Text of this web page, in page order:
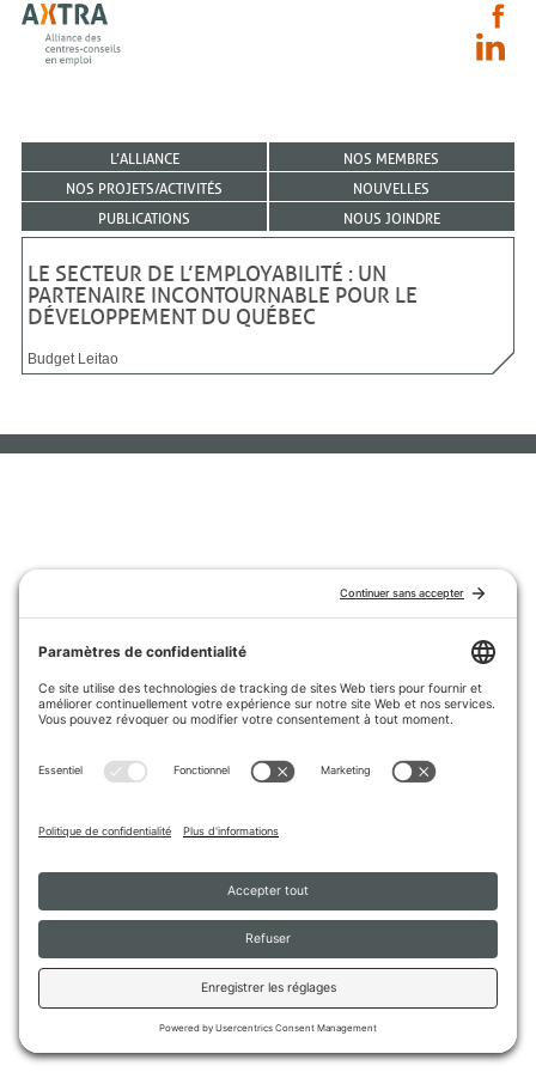
L’ALLIANCE
NOS MEMBRES
NOS PROJETS/ACTIVITÉS
NOUVELLES
PUBLICATIONS
NOUS JOINDRE
LE SECTEUR DE L’EMPLOYABILITÉ : UN
PARTENAIRE INCONTOURNABLE POUR LE
DÉVELOPPEMENT DU QUÉBEC
Budget Leitao